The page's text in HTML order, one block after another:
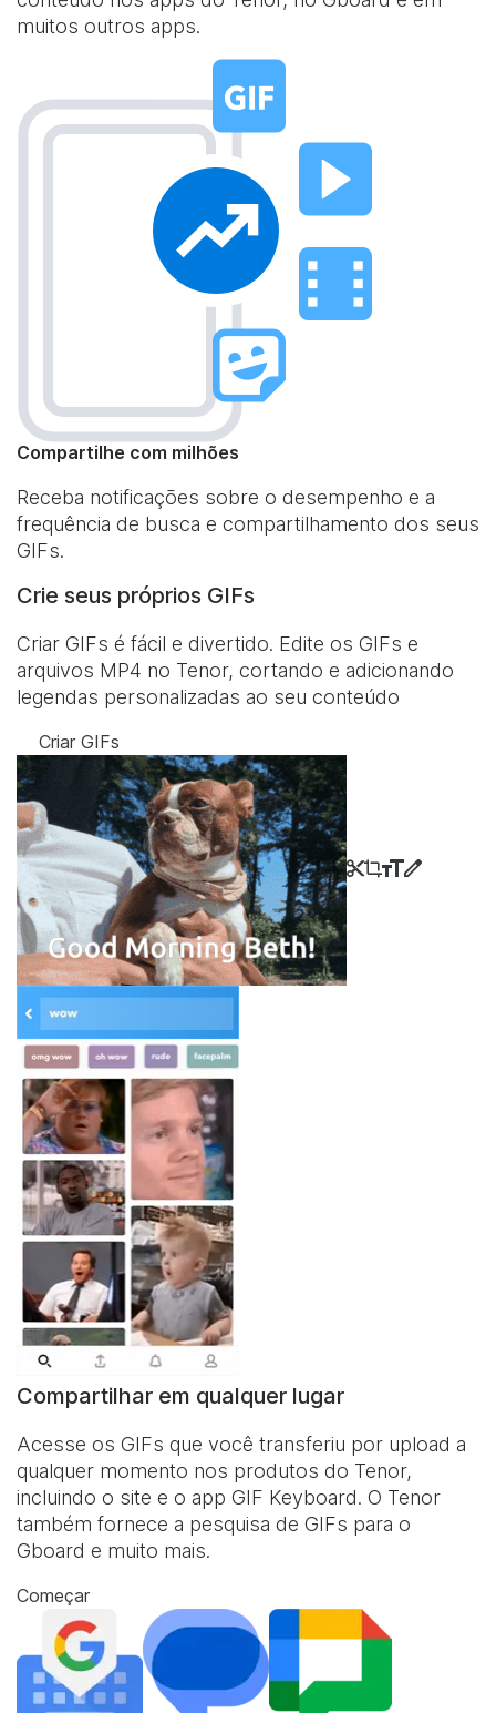
muitos outros apps.
Compartilhe com milhões
Receba notificações sobre o desempenho e a
frequência de busca e compartilhamento dos seus
GIFs.
Crie seus próprios GIFs
Criar GIFs é fácil e divertido. Edite os GIFs e
arquivos MP4 no Tenor, cortando e adicionando
legendas personalizadas ao seu conteúdo
Criar GIFs
Compartilhar em qualquer lugar
Acesse os GIFs que você transferiu por upload a
qualquer momento nos produtos do Tenor,
incluindo o site e o app GIF Keyboard. O Tenor
também fornece a pesquisa de GIFs para o
Gboard e muito mais.
Começar